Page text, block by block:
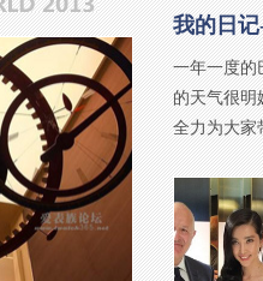
我的日
一年一度的
的天气很明
全力为大家